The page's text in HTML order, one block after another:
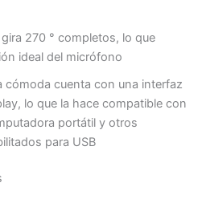
270 ° completos, lo que
ideal del micrófono
cómoda cuenta con una interfaz
lo que la hace compatible con
portátil y otros
para USB